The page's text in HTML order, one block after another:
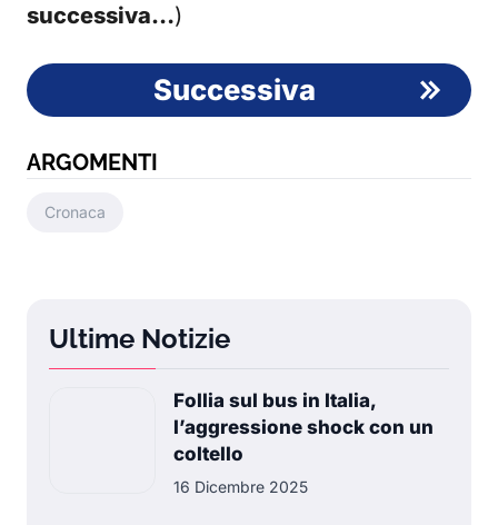
successiva…)
Successiva
ARGOMENTI
Cronaca
Ultime Notizie
Follia sul bus in Italia,
l’aggressione shock con un
coltello
16 Dicembre 2025